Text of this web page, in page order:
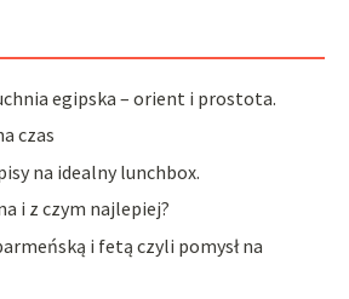
egipska – orient i prostota.
czas
na idealny lunchbox.
i z czym najlepiej?
i fetą czyli pomysł na